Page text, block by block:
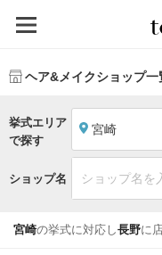
ヘア&メイクショップ一
挙式エリア
で探す
宮崎
ショップ名
宮崎の挙式に対応し長野に